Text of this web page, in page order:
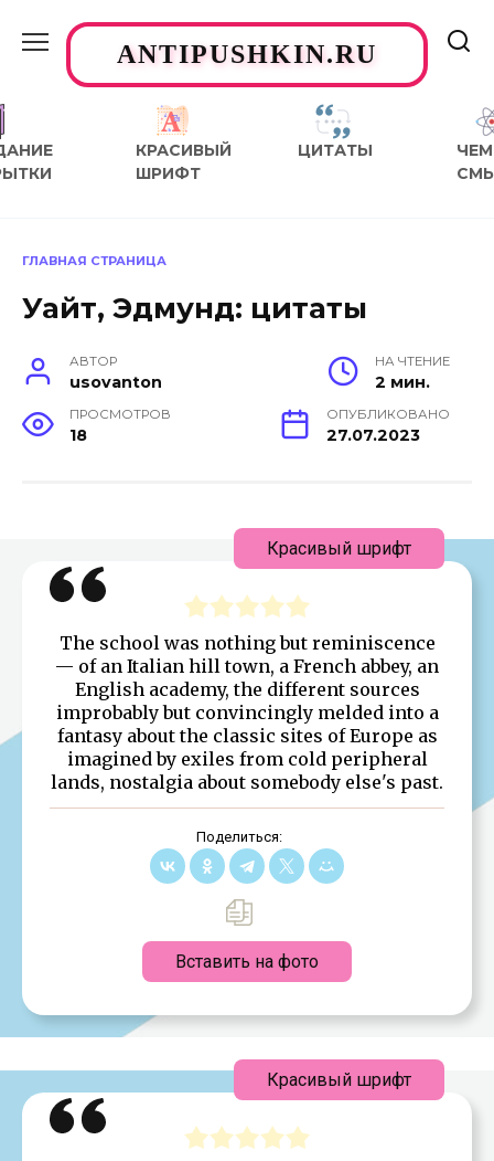
содержаниюANTIPUSHKIN.RU
КРАСИВЫЙ
ШРИФТ
ЦИТАТЫ
ЧЕМ
ГЛАВНАЯ СТРАНИЦА
Уайт, Эдмунд: цитаты
АВТОР
usovanton
НА ЧТЕНИЕ
2 мин.
ПРОСМОТРОВ
18
ОПУБЛИКОВАНО
27.07.2023
The school was nothing but reminiscence
— of an Italian hill town, a French abbey, an
English academy, the different sources
improbably but convincingly melded into a
fantasy about the classic sites of Europe as
imagined by exiles from cold peripheral
lands, nostalgia about somebody else's past.
Поделиться:
Вставить на фото
Красивый шрифт
Красивый шрифт